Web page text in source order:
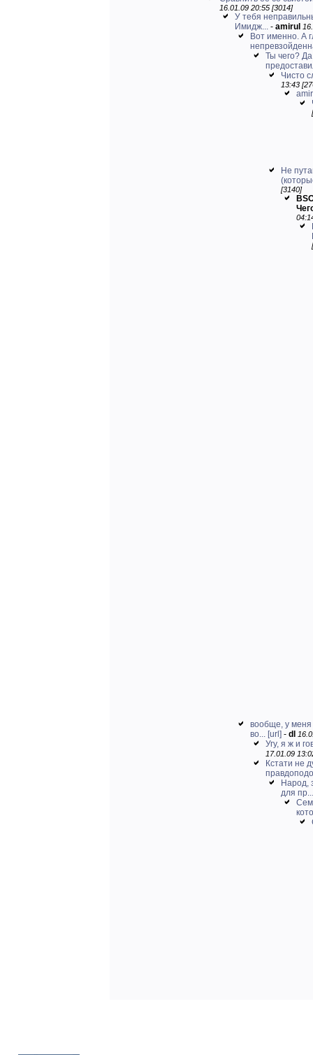
16.01.09 20:55 [3014]
У тебя
Имидж... - amirul
Вот именно. А
Ты чего?
Чисто
13:43
Не
[3140]
вообще, у
во... [url] - dl
Угу, я ж и
17.01.09
Кстати не
Народ,
для пр...